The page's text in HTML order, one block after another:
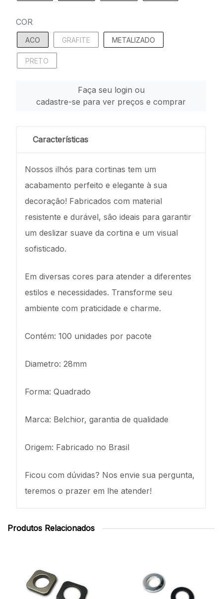
COR
ACO GRAFITE METALIZADO
PRETO
Faça seu login ou
cadastre-se para ver preços e comprar
Características
Nossos ilhós para cortinas tem um
acabamento perfeito e elegante à sua
decoração! Fabricados com material
resistente e durável, são ideais para garantir
um deslizar suave da cortina e um visual
sofisticado.
Em diversas cores para atender a diferentes
estilos e necessidades. Transforme seu
ambiente com praticidade e charme.
Contém: 100 unidades por pacote
Diametro: 28mm
Forma: Quadrado
Marca: Belchior, garantia de qualidade
Origem: Fabricado no Brasil
Ficou com dúvidas? Nos envie sua pergunta,
teremos o prazer em lhe atender!
Produtos Relacionados